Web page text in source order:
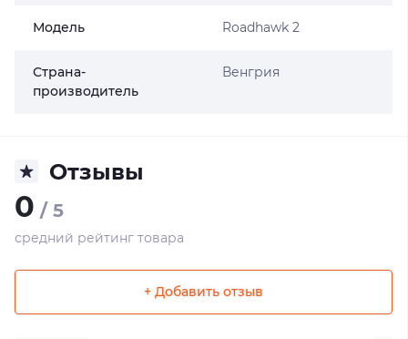
Модель Roadhawk 2
Страна-
производитель
Венгрия
Отзывы
0 / 5
средний рейтинг товара
+ Добавить отзыв